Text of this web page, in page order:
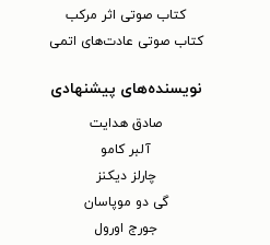
کتاب صوتی اثر مرکب
کتاب صوتی عادت‌های اتمی
نویسنده‌های پیشنهادی
صادق هدایت
آلبر کامو
چارلز دیکنز
گی دو موپاسان
جورج اورول